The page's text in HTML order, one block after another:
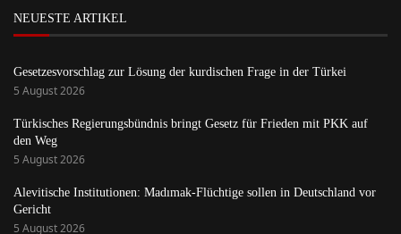
NEUESTE ARTIKEL
Gesetzesvorschlag zur Lösung der kurdischen Frage in der Türkei
5 August 2026
Türkisches Regierungsbündnis bringt Gesetz für Frieden mit PKK auf
den Weg
5 August 2026
Alevitische Institutionen: Madımak-Flüchtige sollen in Deutschland vor
Gericht
5 August 2026